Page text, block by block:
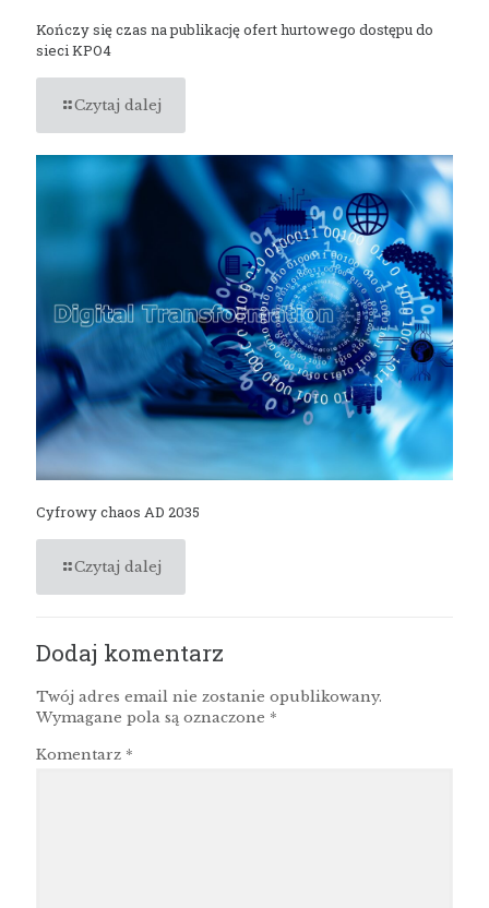
Kończy się czas na publikację ofert hurtowego dostępu do
sieci KPO4
Czytaj dalej
Cyfrowy chaos AD 2035
Czytaj dalej
Dodaj komentarz
Twój adres email nie zostanie opublikowany.
Wymagane pola są oznaczone *
Komentarz *